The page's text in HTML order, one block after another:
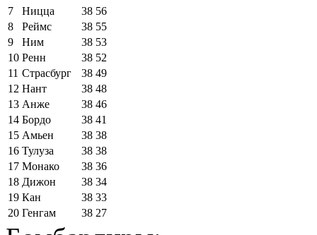
7
Ницца 38 56
8
Реймс 38 55
9
Ним 38 53
10 Ренн 38 52
11 Страсбург 38 49
12 Нант 38 48
13 Анже 38 46
14 Бордо 38 41
15 Амьен 38 38
16 Тулуза 38 38
17 Монако 38 36
18 Дижон 38 34
19 Кан 38 33
20 Генгам 38 27